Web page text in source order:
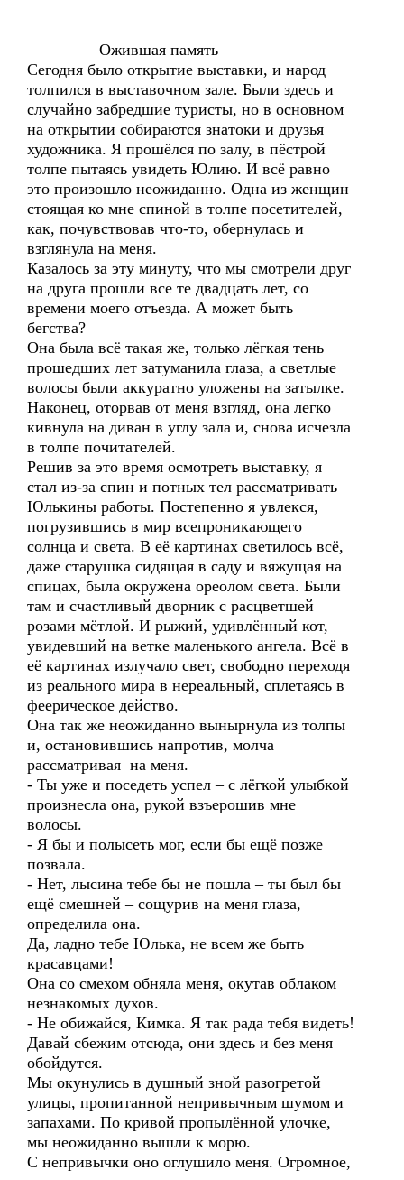
Ожившая память
Сегодня было открытие выставки, и народ
толпился в выставочном зале. Были здесь и
случайно забредшие туристы, но в основном
на открытии собираются знатоки и друзья
художника. Я прошёлся по залу, в пёстрой
толпе пытаясь увидеть Юлию. И всё равно
это произошло неожиданно. Одна из женщин
стоящая ко мне спиной в толпе посетителей,
как, почувствовав что-то, обернулась и
взглянула на меня.
Казалось за эту минуту, что мы смотрели друг
на друга прошли все те двадцать лет, со
времени моего отъезда. А может быть
бегства?
Она была всё такая же, только лёгкая тень
прошедших лет затуманила глаза, а светлые
волосы были аккуратно уложены на затылке.
Наконец, оторвав от меня взгляд, она легко
кивнула на диван в углу зала и, снова исчезла
в толпе почитателей.
Решив за это время осмотреть выставку, я
стал из-за спин и потных тел рассматривать
Юлькины работы. Постепенно я увлекся,
погрузившись в мир всепроникающего
солнца и света. В её картинах светилось всё,
даже старушка сидящая в саду и вяжущая на
спицах, была окружена ореолом света. Были
там и счастливый дворник с расцветшей
розами мётлой. И рыжий, удивлённый кот,
увидевший на ветке маленького ангела. Всё в
её картинах излучало свет, свободно переходя
из реального мира в нереальный, сплетаясь в
феерическое действо.
Она так же неожиданно вынырнула из толпы
и, остановившись напротив, молча
рассматривая на меня.
- Ты уже и поседеть успел – с лёгкой улыбкой
произнесла она, рукой взъерошив мне
волосы.
- Я бы и полысеть мог, если бы ещё позже
позвала.
- Нет, лысина тебе бы не пошла – ты был бы
ещё смешней – сощурив на меня глаза,
определила она.
Да, ладно тебе Юлька, не всем же быть
красавцами!
Она со смехом обняла меня, окутав облаком
незнакомых духов.
- Не обижайся, Кимка. Я так рада тебя видеть!
Давай сбежим отсюда, они здесь и без меня
обойдутся.
Мы окунулись в душный зной разогретой
улицы, пропитанной непривычным шумом и
запахами. По кривой пропылённой улочке,
мы неожиданно вышли к морю.
С непривычки оно оглушило меня. Огромное,